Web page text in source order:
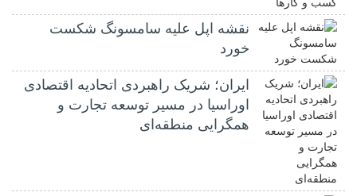
نقشه اپل علیه سامسونگ شکست
خورد
ایران؛ شریک راهبردی اتحادیه اقتصادی
اوراسیا در مسیر توسعه تجارت و
همگرایی منطقه‌ای